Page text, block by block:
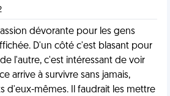
dévorante pour les gens
D'un côté c'est blasant pour
l'autre, c'est intéressant de voir
arrive à survivre sans jamais,
d'eux-mêmes. Il faudrait les mettre